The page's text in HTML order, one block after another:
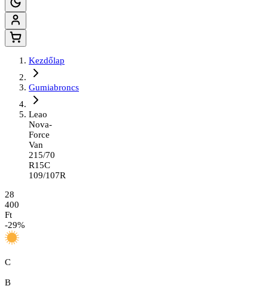
Kezdőlap
Gumiabroncs
Leao
Nova-
Force
Van
215/70
R15C
109/107R
28
400
Ft
-29%
C
B